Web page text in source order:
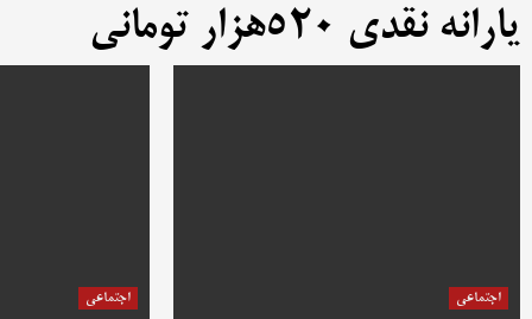
یارانه نقدی 520هزار تومانی
اجتماعی اجتماعی